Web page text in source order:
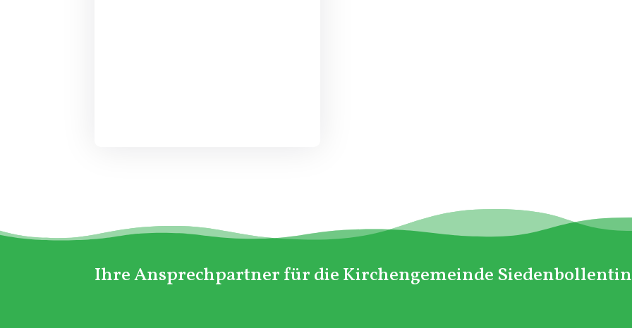
Ihre Ansprechpartner für die Kirchengemeinde Siedenbollentin